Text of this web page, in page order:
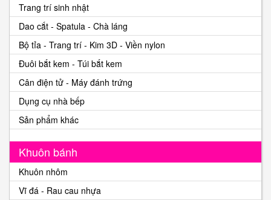
Trang trí sinh nhật
Dao cắt - Spatula - Chà láng
Bộ tỉa - Trang trí - Kim 3D - Viền nylon
Đuôi bắt kem - Túi bắt kem
Cân điện tử - Máy đánh trứng
Dụng cụ nhà bếp
Sản phẩm khác
Khuôn bánh
Khuôn nhôm
Vĩ đá - Rau cau nhựa